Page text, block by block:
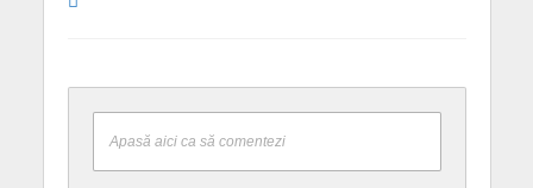
Apasă aici ca să comentezi